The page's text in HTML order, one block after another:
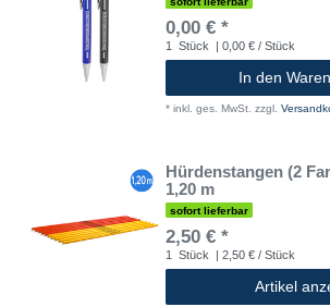
0,00 € *
1 Stück | 0,00 € / Stück
In den
* inkl. ges. MwSt. zzgl.
Hürdenstangen (2
1,20 m
sofort lieferbar
2,50 € *
1 Stück | 2,50 € / Stück
Artikel